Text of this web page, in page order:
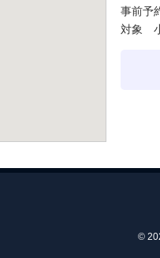
事前
対象
©